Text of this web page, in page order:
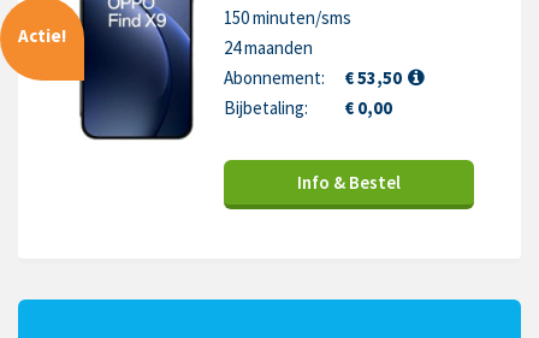
Actie!
150 minuten/sms
24 maanden
Abonnement:
€ 53,50
Bijbetaling:
€ 0,00
Info & Bestel